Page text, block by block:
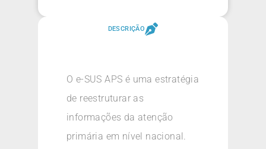
DESCRIÇÃO
O e-SUS APS é uma estratégia
de reestruturar as
informações da atenção
primária em nível nacional.